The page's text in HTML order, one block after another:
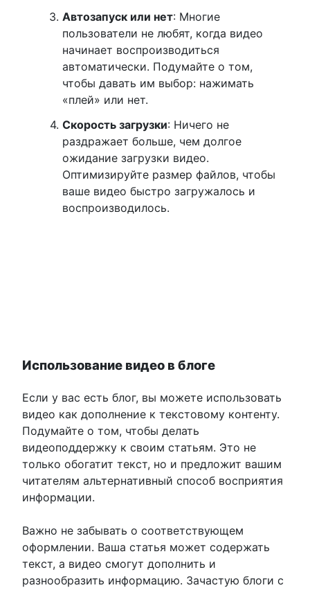
Автозапуск или нет: Многие
пользователи не любят, когда видео
начинает воспроизводиться
автоматически. Подумайте о том,
чтобы давать им выбор: нажимать
«плей» или нет.
Скорость загрузки: Ничего не
раздражает больше, чем долгое
ожидание загрузки видео.
Оптимизируйте размер файлов, чтобы
ваше видео быстро загружалось и
воспроизводилось.
Использование видео в блоге
Если у вас есть блог, вы можете использовать
видео как дополнение к текстовому контенту.
Подумайте о том, чтобы делать
видеоподдержку к своим статьям. Это не
только обогатит текст, но и предложит вашим
читателям альтернативный способ восприятия
информации.
Важно не забывать о соответствующем
оформлении. Ваша статья может содержать
текст, а видео смогут дополнить и
разнообразить информацию. Зачастую блоги с